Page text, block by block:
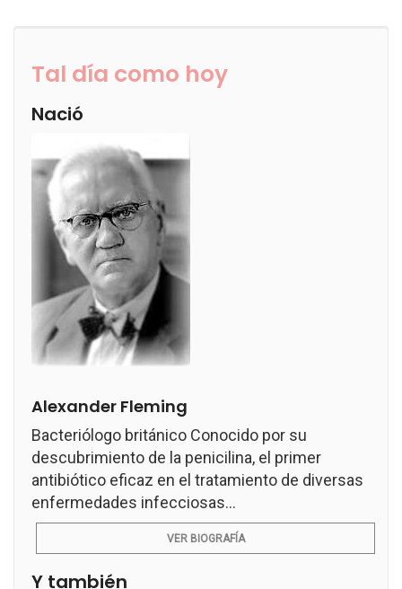
Tal día como hoy
Nació
Alexander Fleming
Bacteriólogo británico Conocido por su
descubrimiento de la penicilina, el primer
antibiótico eficaz en el tratamiento de diversas
enfermedades infecciosas...
VER BIOGRAFÍA
Y también